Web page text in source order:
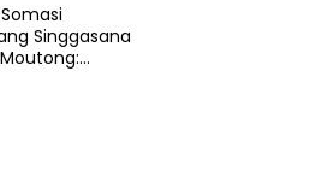
Singgasana